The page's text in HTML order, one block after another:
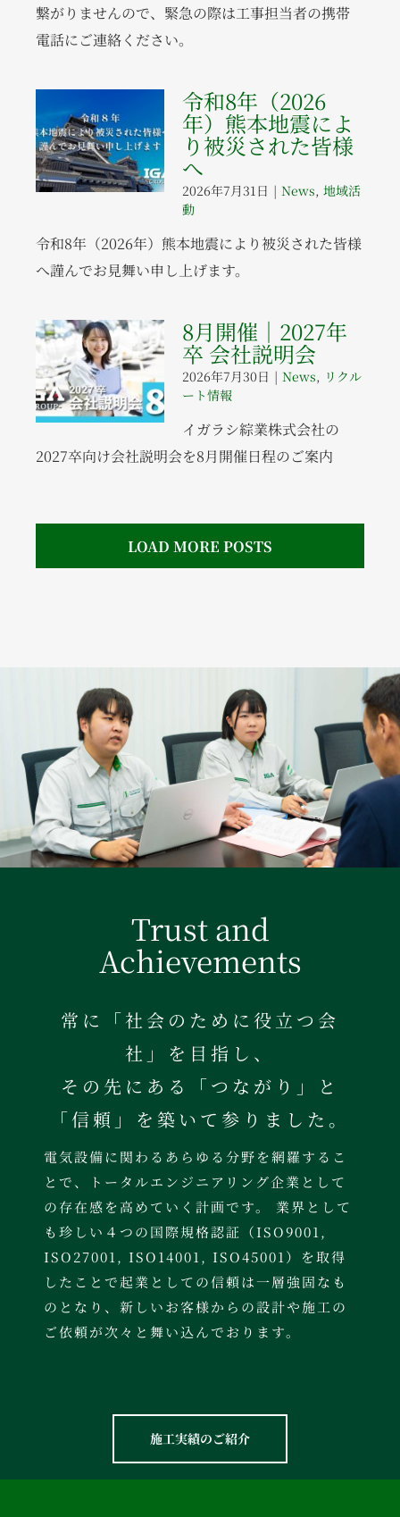
繋がりませんので、緊急の際は工事担当者の携帯
電話にご連絡ください。
令和8年（2026
年）熊本地震によ
り被災された皆様
へ
2026年7月31日 | News,地域活
動
令和8年（2026年）熊本地震により被災された皆様
へ謹んでお見舞い申し上げます。
8月開催｜2027年
卒 会社説明会
2026年7月30日 | News, リクル
ート情報
イガラシ綜業株式会社の
2027卒向け会社説明会を8月開催日程のご案内
LOAD MORE POSTS
Trust and
Achievements
常に「社会のために役立つ会
社」を目指し、
その先にある「つながり」と
「信頼」を築いて参りました。
電気設備に関わるあらゆる分野を網羅するこ
とで、トータルエンジニアリング企業として
の存在感を高めていく計画です。 業界として
も珍しい４つの国際規格認証（ISO9001,
ISO27001, ISO14001, ISO45001）を取得
したことで起業としての信頼は一層強固なも
のとなり、新しいお客様からの設計や施工の
ご依頼が次々と舞い込んでおります。
施工実績のご紹介